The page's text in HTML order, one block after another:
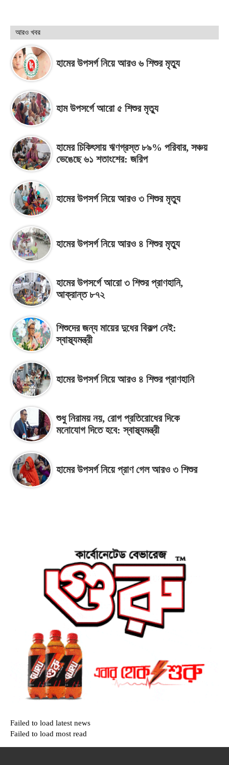
আরও খবর
হামের উপসর্গ নিয়ে আরও ৬ শিশুর মৃত্যু
হাম উপসর্গে আরো ৫ শিশুর মৃত্যু
হামের চিকিৎসায় ঋণগ্রস্ত ৮৯% পরিবার, সঞ্চয়
ভেঙেছে ৬১ শতাংশের: জরিপ
হামের উপসর্গ নিয়ে আরও ৩ শিশুর মৃত্যু
হামের উপসর্গ নিয়ে আরও ৪ শিশুর মৃত্যু
হামের উপসর্গে আরো ৩ শিশুর প্রাণহানি,
আক্রান্ত ৮৭২
শিশুদের জন্য মায়ের দুধের বিকল্প নেই:
স্বাস্থ্যমন্ত্রী
হামের উপসর্গ নিয়ে আরও ৪ শিশুর প্রাণহানি
শুধু নিরাময় নয়, রোগ প্রতিরোধের দিকে
মনোযোগ দিতে হবে: স্বাস্থ্যমন্ত্রী
হামের উপসর্গ নিয়ে প্রাণ গেল আরও ৩ শিশুর
Failed to load latest news
Failed to load most read